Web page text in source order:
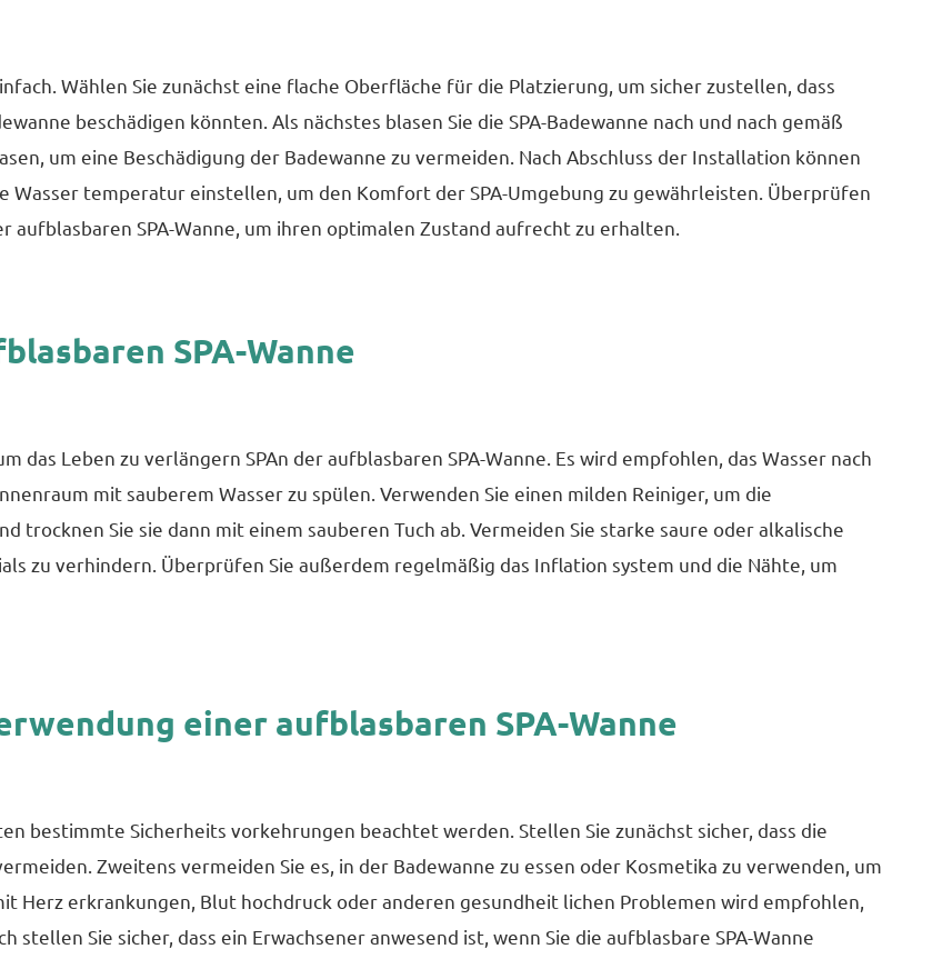
Wählen Sie zunächst eine flache Oberfläche für die Platzierung, um sicher zustellen, dass
beschädigen könnten. Als nächstes blasen Sie die SPA-Badewanne nach und nach gemäß
um eine Beschädigung der Badewanne zu vermeiden. Nach Abschluss der Installation können
Wasser temperatur einstellen, um den Komfort der SPA-Umgebung zu gewährleisten. Überprüfen
SPA-Wanne, um ihren optimalen Zustand aufrecht zu erhalten.
SPA-Wanne
das Leben zu verlängern SPAn der aufblasbaren SPA-Wanne. Es wird empfohlen, das Wasser nach
mit sauberem Wasser zu spülen. Verwenden Sie einen milden Reiniger, um die
trocknen Sie sie dann mit einem sauberen Tuch ab. Vermeiden Sie starke saure oder alkalische
zu verhindern. Überprüfen Sie außerdem regelmäßig das Inflation system und die Nähte, um
einer aufblasbaren SPA-Wanne
bestimmte Sicherheits vorkehrungen beachtet werden. Stellen Sie zunächst sicher, dass die
Zweitens vermeiden Sie es, in der Badewanne zu essen oder Kosmetika zu verwenden, um
Herz erkrankungen, Blut hochdruck oder anderen gesundheit lichen Problemen wird empfohlen,
Sie sicher, dass ein Erwachsener anwesend ist, wenn Sie die aufblasbare SPA-Wanne